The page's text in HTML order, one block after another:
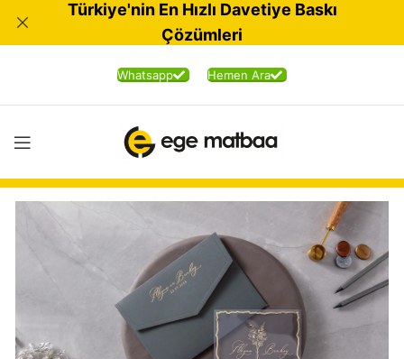
Whatsapp Hemen Ara
Türkiye'nin En Hızlı Davetiye Baskı
Çözümleri